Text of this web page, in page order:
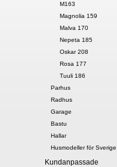
M163
Magnolia 159
Malva 170
Nepeta 185
Oskar 208
Rosa 177
Tuuli 186
Parhus
Radhus
Garage
Bastu
Hallar
Husmodeller för Sverige
Kundanpassade